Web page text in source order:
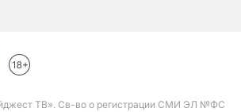
ТВ». Св-во о регистрации СМИ ЭЛ №ФС